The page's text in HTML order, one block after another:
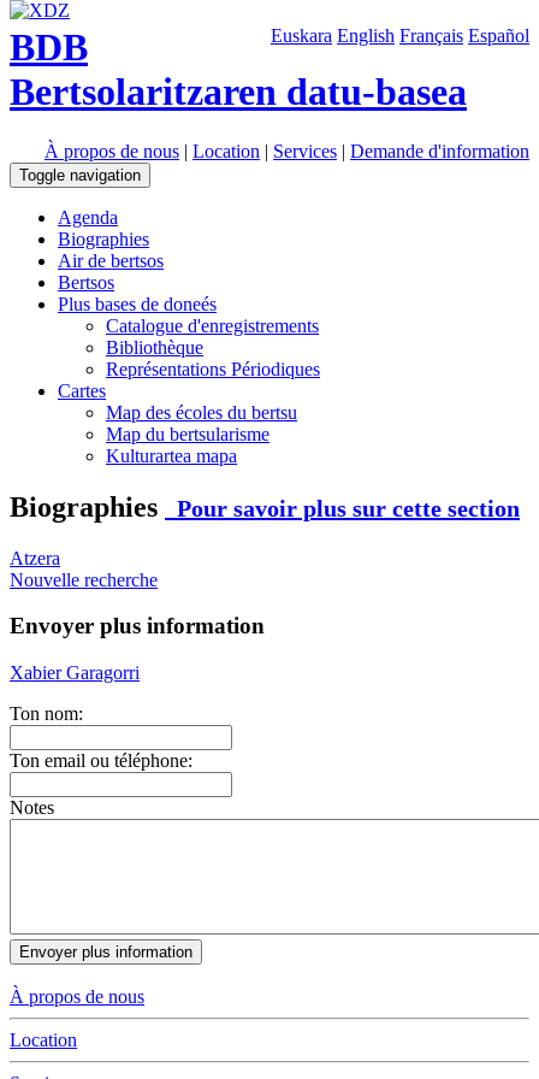
Euskara English Français Español
BDB
Bertsolaritzaren datu-basea
À propos de nous | Location | Services | Demande d'information
Toggle navigation
Agenda
Biographies
Air de bertsos
Bertsos
Plus bases de doneés
Catalogue d'enregistrements
Bibliothèque
Représentations Périodiques
Cartes
Map des écoles du bertsu
Map du bertsularisme
Kulturartea mapa
Biographies Pour savoir plus sur cette section
Atzera
Nouvelle recherche
Envoyer plus information
Xabier Garagorri
Ton nom:
Ton email ou téléphone:
Notes
À propos de nous
Location